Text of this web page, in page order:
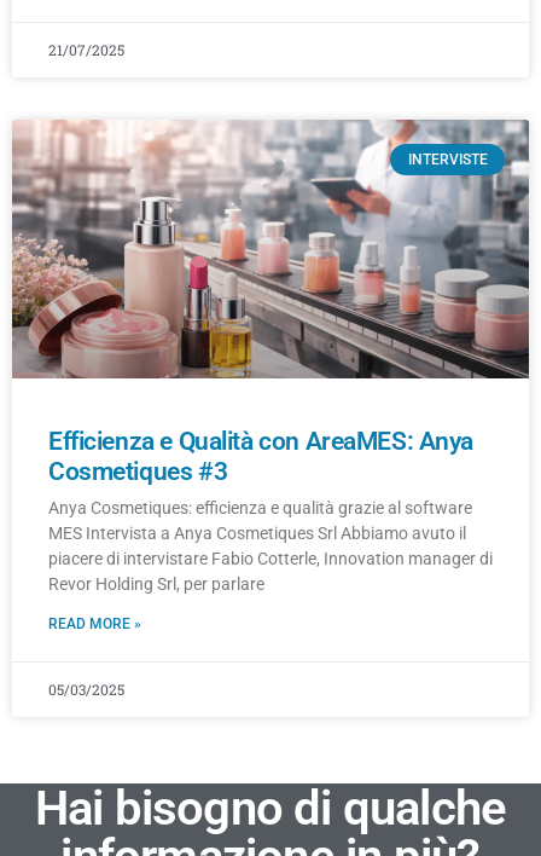
21/07/2025
INTERVISTE
Efficienza e Qualità con AreaMES: Anya
Cosmetiques #3
Anya Cosmetiques: efficienza e qualità grazie al software
MES Intervista a Anya Cosmetiques Srl Abbiamo avuto il
piacere di intervistare Fabio Cotterle, Innovation manager di
Revor Holding Srl, per parlare
READ MORE »
05/03/2025
Hai bisogno di qualche